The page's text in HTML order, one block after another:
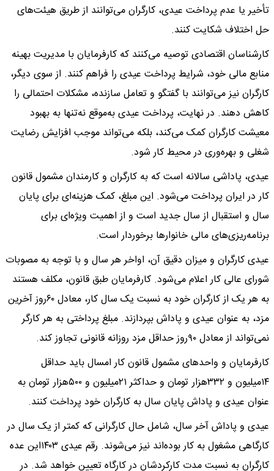
تأخیر یا عدم پرداخت عیدی، کارگران می‌توانند از طریق هیئت‌های
حل اختلاف شکایت کنند.
کارشناسان اقتصادی توصیه می‌کنند که کارفرمایان با مدیریت بهینه
منابع مالی خود، شرایط پرداخت عیدی را فراهم کنند. از سوی دیگر،
کارگران نیز می‌توانند با گفتگو و تعامل سازنده، مشکلات احتمالی را
کاهش دهند. در نهایت، پرداخت عیدی به‌موقع نه‌تنها به بهبود
معیشت کارگران کمک می‌کند، بلکه می‌تواند موجب افزایش رضایت
شغلی و بهره‌وری در محیط کار شود.
عیدی، پاداشی سالانه است که به کارگران و کارمندان مشمول قانون
کار در ایران پرداخت می‌شود. این مبلغ، کمک هزینه‌ای برای پایان
سال و استقبال از سال جدید است و از اهمیت ویژه‌ای برای
برنامه‌ریزی‌های مالی خانوارها برخوردار است.
عیدی کارگران و میزان دقیق آن، اواخر هر سال و با توجه به مصوبات
شورای عالی کار اعلام می‌شود. کارفرمایان طبق قانون، مکلف هستند
به هر یک از کارگران خود به نسبت یک سال کار، معادل ۶۰روز آخرین
مزد، به عنوان عیدی و پاداش بپردازند. مبلغ پرداختی به هر کارگر
نمی‌تواند از معادل ۹۰روز حداقل مزد روزانه قانونی تجاوز کند.
کارفرمایان و واحدهای مشمول قانون کار امسال باید حداقل
۱۴میلیون و ۳۳۲هزار تومان و حداکثر ۲۱میلیون و ۵۰۰هزار تومان به
عنوان عیدی و پاداش پایان سال به کارگران خود پرداخت کنند.
عیدی و پاداش آخر سال، شامل حال کارگرانی که کمتر از یک سال در
کارگاهی مشغول به کار بوده‌اند نیز می‌شوند. رقم عیدی ۱۴۰۳این عده
کارگران به نسبت مدت کارکردشان در کارگاه تعیین خواهد شد. در